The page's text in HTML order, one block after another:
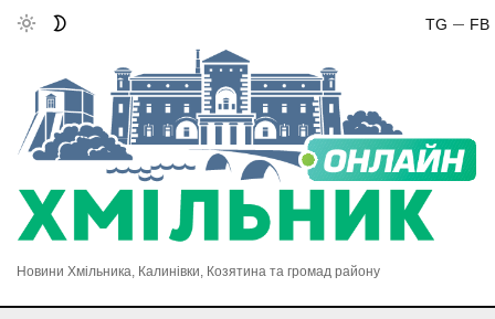
FB
TG
Новини Хмільника, Калинівки, Козятина та громад району